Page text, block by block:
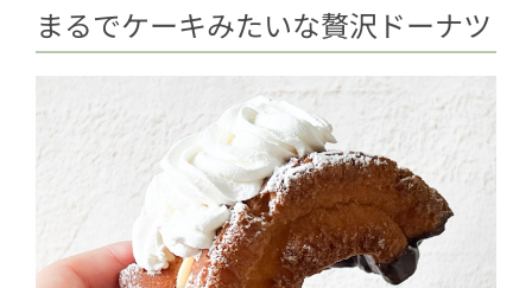
まるでケーキみたいな贅沢ドーナツ